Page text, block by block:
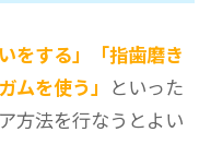
いをする」「指歯磨き
ムを使う」 といった
方法を行なうとよい